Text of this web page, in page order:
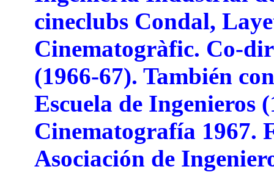
cineclubs Condal,
Cinematogràfic. Co-
(1966-67). También
Escuela de Ingenieros
Cinematografía 1967.
Asociación de